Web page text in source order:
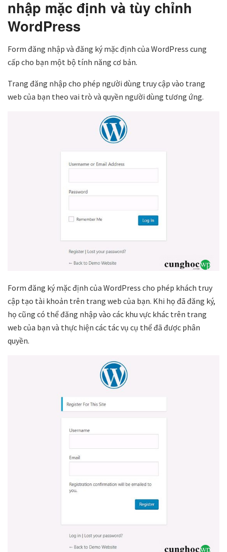
nhập mặc định và tùy chỉnh
WordPress
Form đăng nhập và đăng ký mặc định của WordPress cung
cấp cho bạn một bộ tính năng cơ bản.
Trang đăng nhập cho phép người dùng truy cập vào trang
web của bạn theo vai trò và quyền người dùng tương ứng.
Form đăng ký mặc định của WordPress cho phép khách truy
cập tạo tài khoản trên trang web của bạn. Khi họ đã đăng ký,
họ cũng có thể đăng nhập vào các khu vực khác trên trang
web của bạn và thực hiện các tác vụ cụ thể đã được phân
quyền.